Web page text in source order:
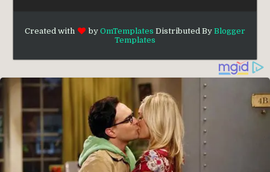
Created with by OmTemplates Distributed By Blogger
Templates